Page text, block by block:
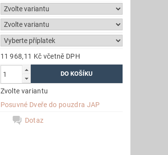
11 968,11 Kč včetně DPH
Zvolte variantu
Posuvné Dveře do pouzdra JAP
Dotaz